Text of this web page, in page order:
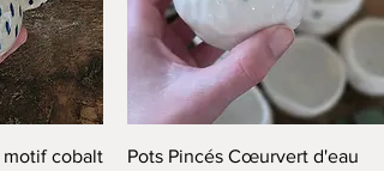
motif cobalt
Aperçu rapide
Pots Pincés Cœurvert d'eau